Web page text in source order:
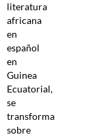
literatura
africana
en
español
en
Guinea
Ecuatorial,
se
transforma
sobre